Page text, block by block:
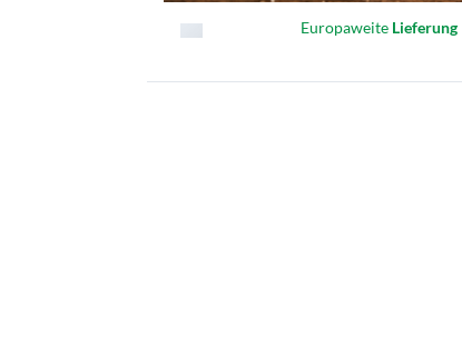
Europaweite Lieferung